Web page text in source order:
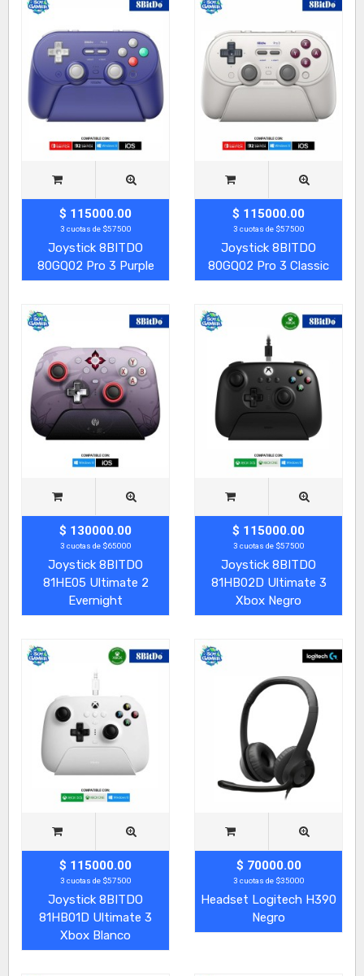
$ 115000.00
3 cuotas de $57500
Joystick 8BITDO
80GQ02 Pro 3 Purple
$ 115000.00
3 cuotas de $57500
Joystick 8BITDO
80GQ02 Pro 3 Classic
$ 130000.00
3 cuotas de $65000
Joystick 8BITDO
81HE05 Ultimate 2
Evernight
$ 115000.00
3 cuotas de $57500
Joystick 8BITDO
81HB02D Ultimate 3
Xbox Negro
$ 115000.00
3 cuotas de $57500
Joystick 8BITDO
81HB01D Ultimate 3
Xbox Blanco
$ 70000.00
3 cuotas de $35000
Headset Logitech H390
Negro